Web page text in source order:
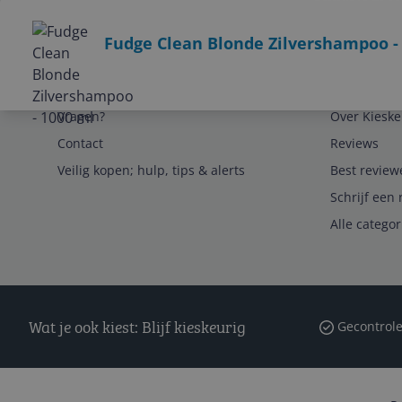
Fudge Clean Blonde Zilvershampoo -
Service
Vragen?
Contact
Veilig kopen; hulp, tips & alerts
Over
Reviews
Best
Schrijf een
Alle
Wat je ook kiest: Blijf kieskeurig